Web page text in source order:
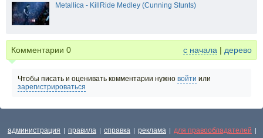
Metallica - KillRide Medley (Cunning Stunts)
Комментарии 0 с начала | дерево
Чтобы писать и оценивать комментарии нужно войти или
зарегистрироваться
администрация | правила | справка | реклама | для правообладателей |